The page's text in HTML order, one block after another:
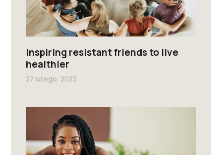
Inspiring resistant friends to live
healthier
27 lutego, 2023